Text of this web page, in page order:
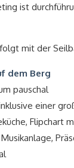
ist
mit der
dem Berg
pauschal
einer
Flipchart